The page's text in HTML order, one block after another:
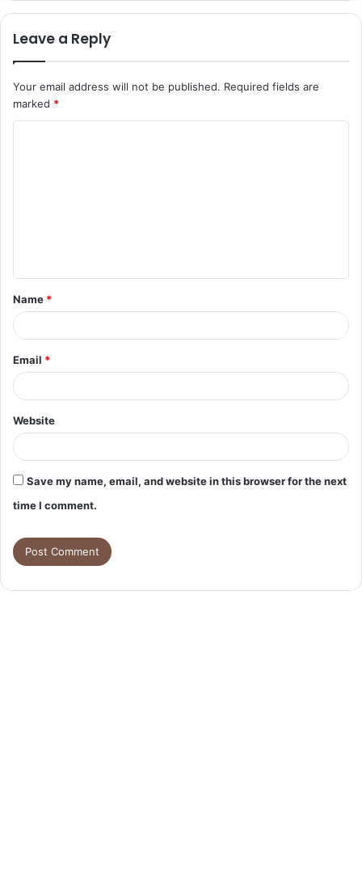
Leave a Reply
Your email address will not be published. Required fields are
marked *
t
*
Name *
Email *
Website
Save my name, email, and website in this browser for the next
time I comment.